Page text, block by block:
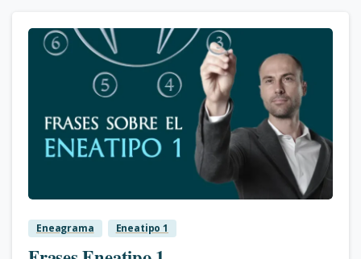
Eneagrama Eneatipo 1